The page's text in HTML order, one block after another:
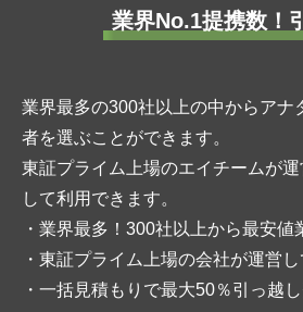
業界No.1提携数！
業界最多の300社以上の中からアナ
者を選ぶことができます。
東証プライム上場のエイチームが
して利用できます。
・業界最多！300社以上から最安値
・東証プライム上場の会社が運営
・一括見積もりで最大50％引っ越